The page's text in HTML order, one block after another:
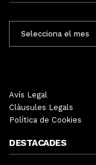
MENSUALS
Avís Legal
Clàusules Legals
Política de Cookies
DESTACADES